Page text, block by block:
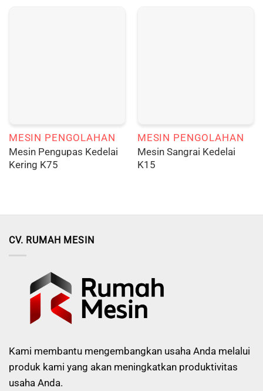
MESIN PENGOLAHAN
Mesin Pengupas Kedelai
Kering K75
MESIN PENGOLAHAN
Mesin Sangrai Kedelai
K15
CV. RUMAH MESIN
Kami membantu mengembangkan usaha Anda melalui
produk kami yang akan meningkatkan produktivitas
usaha Anda.